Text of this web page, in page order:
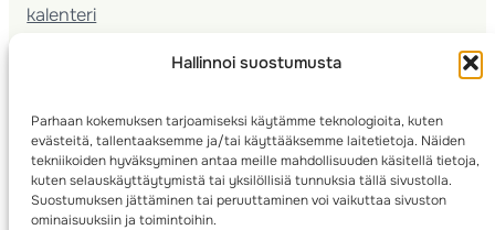
Hallinnoi suostumusta
Parhaan kokemuksen tarjoamiseksi käytämme teknologioita, kuten
evästeitä, tallentaaksemme ja/tai käyttääksemme laitetietoja. Näiden
tekniikoiden hyväksyminen antaa meille mahdollisuuden käsitellä tietoja,
kuten selauskäyttäytymistä tai yksilöllisiä tunnuksia tällä sivustolla.
Suostumuksen jättäminen tai peruuttaminen voi vaikuttaa sivuston
ominaisuuksiin ja toimintoihin.
kalenteri
Seura­kehittäminen
Kartoitus
Ratamestari
© 2025 ·Suomen Suunnistusliitto· Valimotie 10, 00380 Helsinki, Finland